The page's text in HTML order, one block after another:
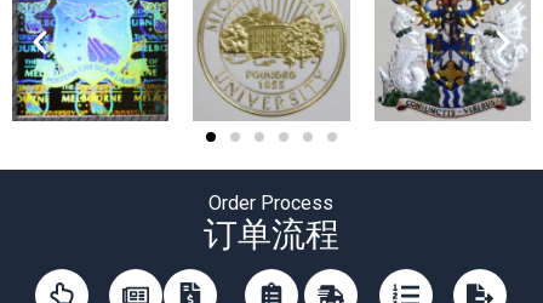
Order Process
订单流程